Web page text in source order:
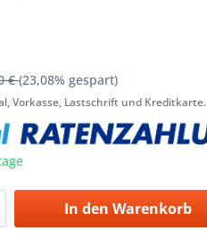
€(23,08% gespart)
Vorkasse, Lastschrift und Kreditkarte.
In den Warenkorb